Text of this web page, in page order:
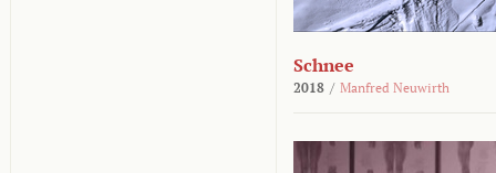
Schnee
2018 / Manfred Neuwirth